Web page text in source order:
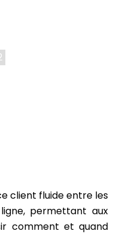
client fluide entre les
permettant aux
comment et quand